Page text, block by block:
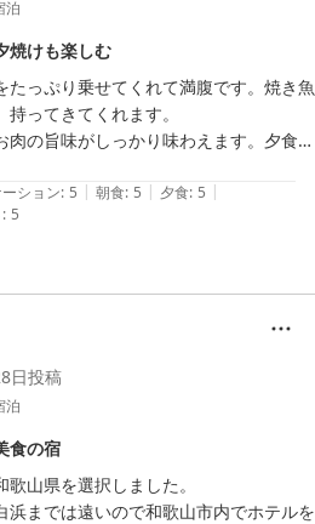
泊
焼けも楽しむ
っぷり乗せてくれて満腹です。焼き魚
ってきてくれます。
の旨味がしっかり味わえます。夕食は
ただけます。港も見えるので、夕焼け
た。
があると思いますが清潔でゆっくり過
ーション: 5 | 朝食: 5 | 夕食: 5 |
: 5
日投稿
泊
食の宿
山県を選択しました。
までは遠いので和歌山市内でホテルを